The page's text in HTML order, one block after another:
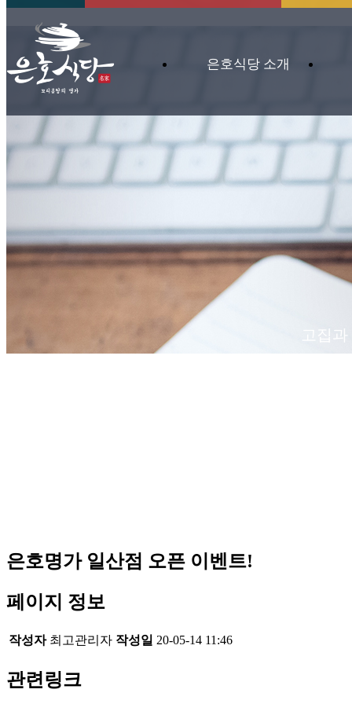
은호식당 소개
고집
은호명가 일산점 오픈 이벤트!
페이지 정보
작성자 최고관리자 작성일 20-05-14 11:46
관련링크